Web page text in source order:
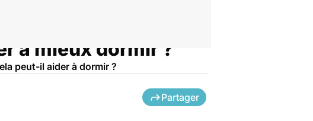
à mieux dormir ?
peut-il aider à dormir ?
Partager